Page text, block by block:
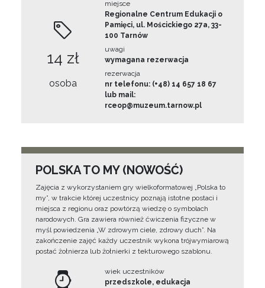
14 zł
osoba
miejsce
Regionalne Centrum Edukacji o
Pamięci, ul. Mościckiego 27a, 33-
100 Tarnów
uwagi
wymagana rezerwacja
rezerwacja
nr telefonu: (+48) 14 657 18 67
lub mail:
rceop@muzeum.tarnow.pl
POLSKA TO MY (NOWOŚĆ)
Zajęcia z wykorzystaniem gry wielkoformatowej „Polska to
my”, w trakcie której uczestnicy poznają istotne postaci i
miejsca z regionu oraz powtórzą wiedzę o symbolach
narodowych. Gra zawiera również ćwiczenia fizyczne w
myśl powiedzenia „W zdrowym ciele, zdrowy duch”. Na
zakończenie zajęć każdy uczestnik wykona trójwymiarową
postać żołnierza lub żołnierki z tekturowego szablonu.
wiek uczestników
przedszkole, edukacja